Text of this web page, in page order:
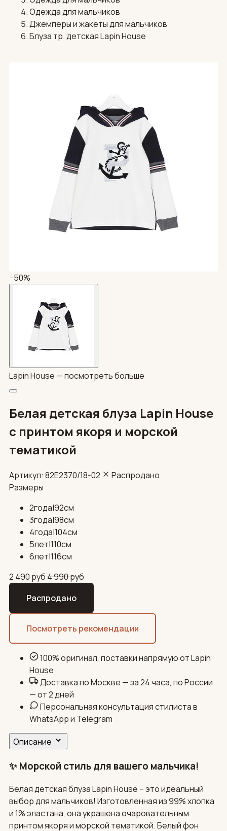
Одежда для мальчиков
Джемперы и жакеты для мальчиков
Блуза тр. детская Lapin House
−50%
Lapin House —посмотреть больше
Белая детская блуза Lapin House
с принтом якоря и морской
тематикой
Артикул: 82E2370/18-02
Распродано
Размеры
2года|92см
3года|98см
4года|104см
5лет|110см
6лет|116см
2 490 руб4 990руб
Распродано
Посмотреть рекомендации
100% оригинал, поставки напрямую от Lapin
House
Доставка по Москве — за 24 часа, по России
— от 2 дней
Персональная консультация стилиста в
WhatsApp и Telegram
Описание
✨ Морской стиль для вашего мальчика!
Белая детская блуза Lapin House – это идеальный
выбор для мальчиков! Изготовленная из 99% хлопка
и 1% эластана, она украшена очаровательным
принтом якоря и морской тематикой. Белый фон